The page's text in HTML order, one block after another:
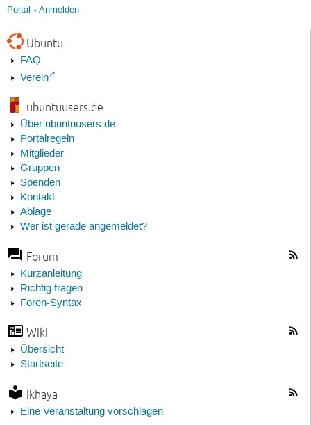
Portal Anmelden
Ubuntu
FAQ
Verein
ubuntuusers.de
Über ubuntuusers.de
Portalregeln
Mitglieder
Gruppen
Spenden
Kontakt
Ablage
Wer ist gerade angemeldet?
Forum
Kurzanleitung
Richtig fragen
Foren-Syntax
Wiki
Übersicht
Startseite
Ikhaya
Eine Veranstaltung vorschlagen